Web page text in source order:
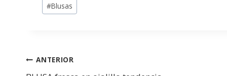
#Blusas
ANTERIOR